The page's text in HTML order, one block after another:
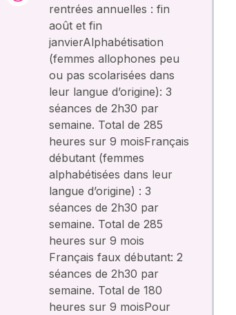
rentrées annuelles : fin
août et fin
janvierAlphabétisation
(femmes allophones peu
ou pas scolarisées dans
leur langue d’origine): 3
séances de 2h30 par
semaine. Total de 285
heures sur 9 moisFrançais
débutant (femmes
alphabétisées dans leur
langue d’origine) : 3
séances de 2h30 par
semaine. Total de 285
heures sur 9 mois
Français faux débutant: 2
séances de 2h30 par
semaine. Total de 180
heures sur 9 moisPour